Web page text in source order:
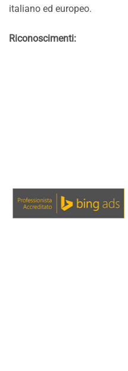
italiano ed europeo.
Riconoscimenti: